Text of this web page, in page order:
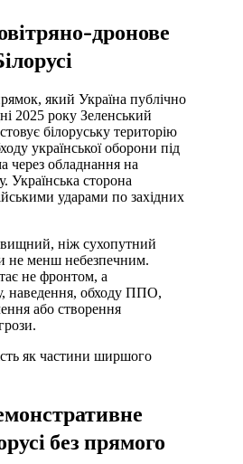
дронове
який Україна публічно
2025 року Зеленський
білоруську територію
української оборони під
через обладнання на
Українська сторона
ударами по західних
ніж сухопутний
не менш небезпечним.
не фронтом, а
наведення, обходу ППО,
або створення
як частини ширшого
без прямого